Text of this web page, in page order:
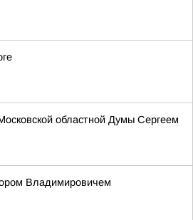
областной Думы Сергеем
Владимировичем